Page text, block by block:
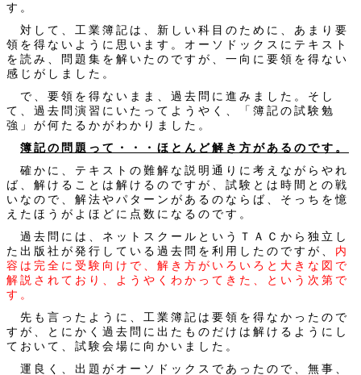
す。
対して、工業簿記は、新しい科目のために、あまり要
領を得ないように思います。オーソドックスにテキスト
を読み、問題集を解いたのですが、一向に要領を得ない
感じがしました。
で、要領を得ないまま、過去問に進みました。そし
て、過去問演習にいたってようやく、「簿記の試験勉
強」が何たるかがわかりました。
簿記の問題って・・・ほとんど解き方があるのです。
確かに、テキストの難解な説明通りに考えながらやれ
ば、解けることは解けるのですが、試験とは時間との戦
いなので、解法やパターンがあるのならば、そっちを憶
えたほうがよほどに点数になるのです。
過去問には、ネットスクールというＴＡＣから独立し
た出版社が発行している過去問を利用したのですが、 内
容は完全に受験向けで、解き方がいろいろと大きな図で
解説されており、ようやくわかってきた、という次第で
す。
先も言ったように、工業簿記は要領を得なかったので
すが、とにかく過去問に出たものだけは解けるようにし
ておいて、試験会場に向かいました。
運良く、出題がオーソドックスであったので、無事、